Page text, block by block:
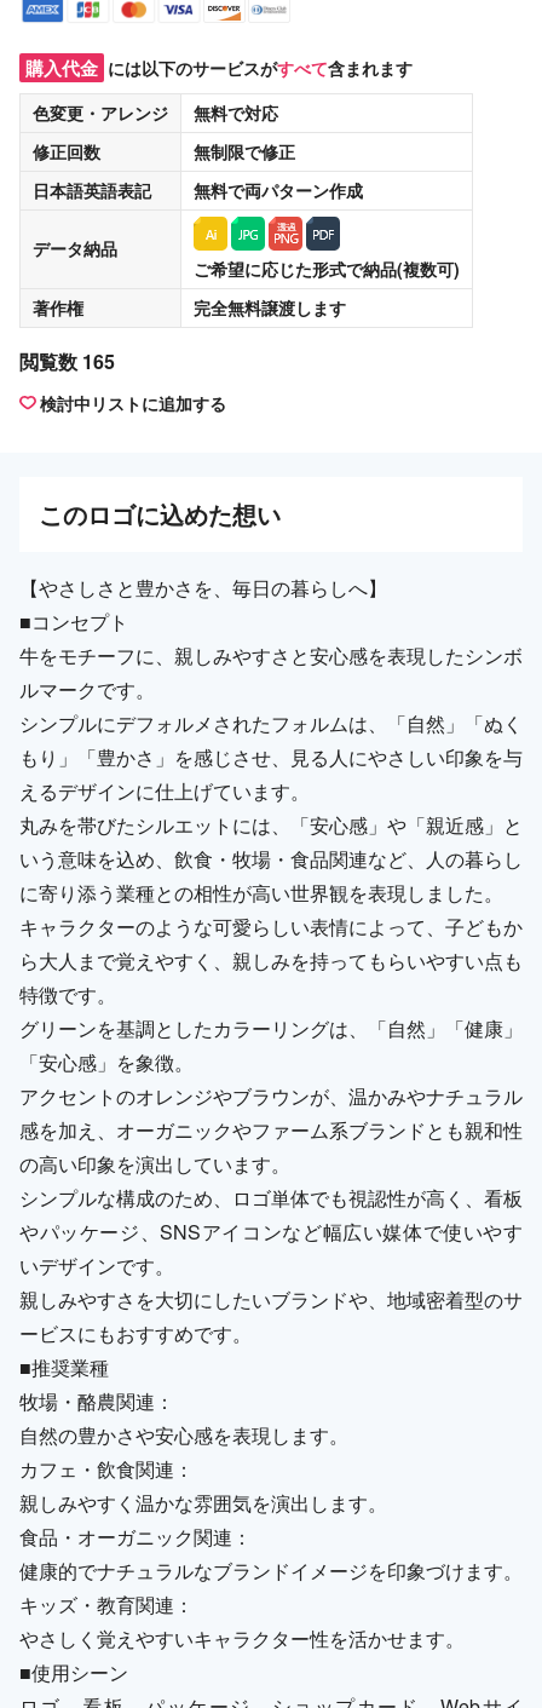
購入代金 には以下のサービスがすべて含まれます
色変更・アレンジ
無料で対応
修正回数
無制限で修正
日本語英語表記
無料で両パターン作成
データ納品
ご希望に応じた形式で納品(複数可)
著作権
完全無料譲渡します
閲覧数 165
検討中リストに追加する
このロゴに込めた想い
【やさしさと豊かさを、毎日の暮らしへ】
■コンセプト
牛をモチーフに、親しみやすさと安心感を表現したシンボ
ルマークです。
シンプルにデフォルメされたフォルムは、「自然」「ぬく
もり」「豊かさ」を感じさせ、見る人にやさしい印象を与
えるデザインに仕上げています。
丸みを帯びたシルエットには、「安心感」や「親近感」と
いう意味を込め、飲食・牧場・食品関連など、人の暮らし
に寄り添う業種との相性が高い世界観を表現しました。
キャラクターのような可愛らしい表情によって、子どもか
ら大人まで覚えやすく、親しみを持ってもらいやすい点も
特徴です。
グリーンを基調としたカラーリングは、「自然」「健康」
「安心感」を象徴。
アクセントのオレンジやブラウンが、温かみやナチュラル
感を加え、オーガニックやファーム系ブランドとも親和性
の高い印象を演出しています。
シンプルな構成のため、ロゴ単体でも視認性が高く、看板
やパッケージ、SNSアイコンなど幅広い媒体で使いやす
いデザインです。
親しみやすさを大切にしたいブランドや、地域密着型のサ
ービスにもおすすめです。
■推奨業種
牧場・酪農関連：
自然の豊かさや安心感を表現します。
カフェ・飲食関連：
親しみやすく温かな雰囲気を演出します。
食品・オーガニック関連：
健康的でナチュラルなブランドイメージを印象づけます。
キッズ・教育関連：
やさしく覚えやすいキャラクター性を活かせます。
■使用シーン